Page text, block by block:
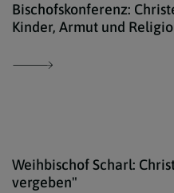
Bischofskonferenz:
Kinder, Armut und
Weihbischof Scharl:
vergeben"